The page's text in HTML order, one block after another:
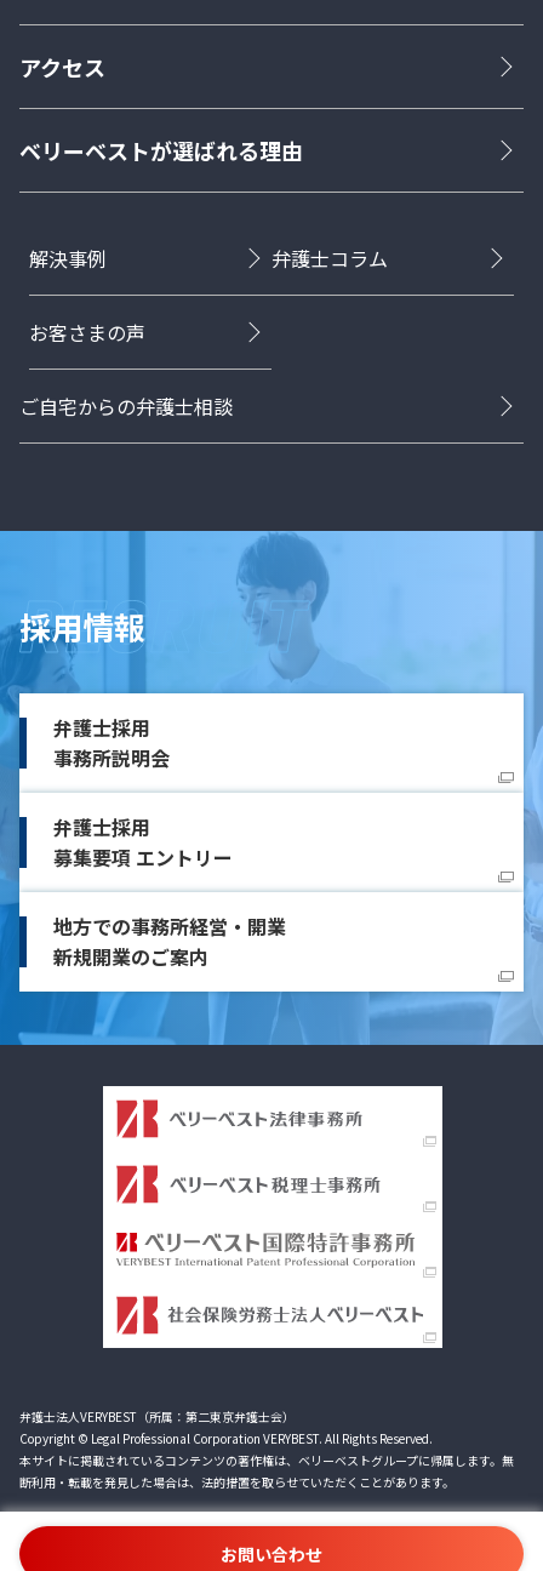
お問い合わせ
アクセス
ベリーベストが選ばれる理由
解決事例 弁護士コラム
お客さまの声
ご自宅からの弁護士相談
採用情報
弁護士採用
事務所説明会
弁護士採用
募集要項 エントリー
地方での事務所経営・開業
新規開業のご案内
弁護士法人VERYBEST（所属：第二東京弁護士会）
Copyright © Legal Professional Corporation VERYBEST. All Rights Reserved.
本サイトに掲載されているコンテンツの著作権は、ベリーベストグループに帰属します。無
断利用・転載を発見した場合は、法的措置を取らせていただくことがあります。